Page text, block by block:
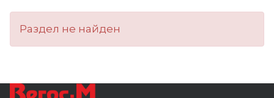
Раздел не найден